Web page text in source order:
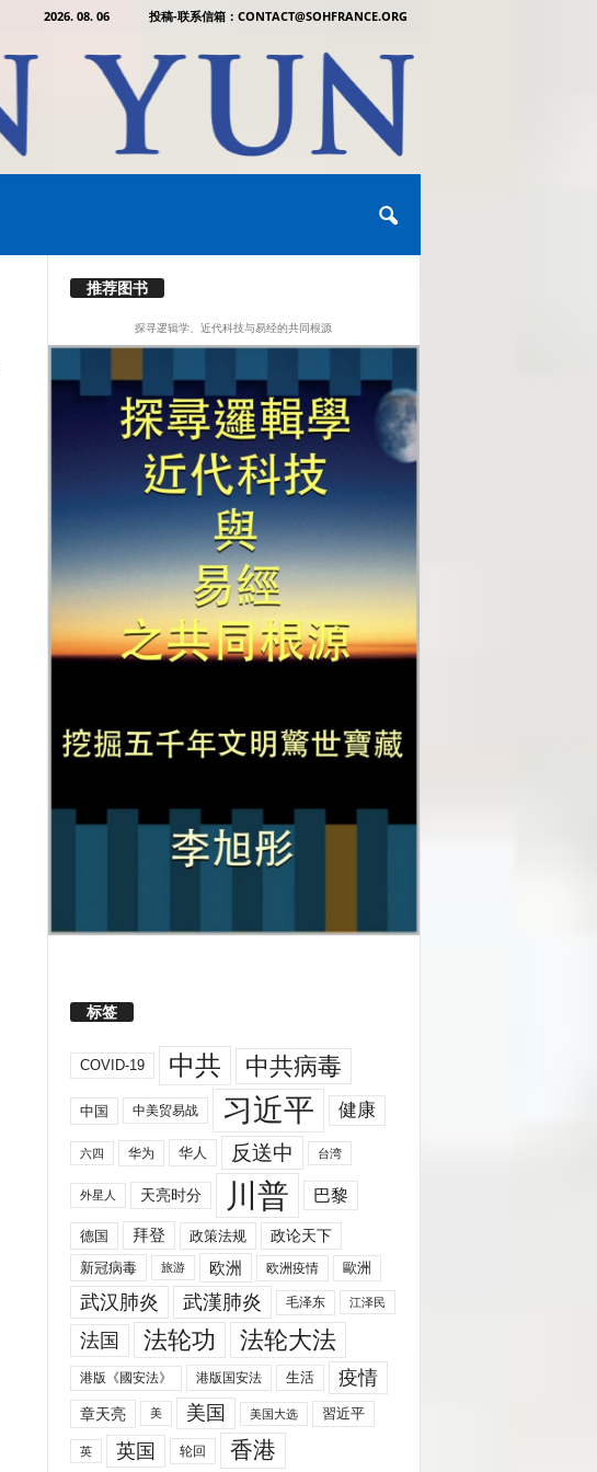
2026. 08. 06 投稿-联系信箱：CONTACT@SOHFRANCE.ORG
推荐图书
探寻逻辑学、近代科技与易经的共同根源
标签
COVID-19 中共 中共病毒
中国 中美贸易战 习近平 健康
六四 华为 华人 反送中 台湾
外星人 天亮时分 川普 巴黎
德国 拜登 政策法规
政论天下
新冠病毒
旅游 欧洲 欧洲疫情 歐洲
武汉肺炎 武漢肺炎 毛泽东 江泽民
法国 法轮功 法轮大法
港版《國安法》 港版国安法 生活 疫情
章天亮 美 美国 美国大选 習近平
英 英国 轮回 香港